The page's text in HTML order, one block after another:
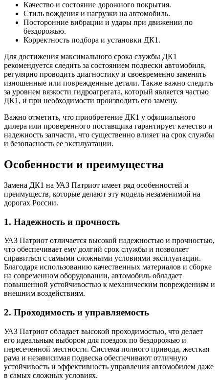
Качество и состояние дорожного покрытия.
Стиль вождения и нагрузки на автомобиль.
Посторонние вибрации и удары при движении по
бездорожью.
Корректность подбора и установки ДК1.
Для достижения максимального срока службы ДК1
рекомендуется следить за состоянием подвески автомобиля,
регулярно проводить диагностику и своевременно заменять
изношенные или поврежденные детали. Также важно следить
за уровнем вязкости гидроагрегата, который является частью
ДК1, и при необходимости производить его замену.
Важно отметить, что приобретение ДК1 у официального
дилера или проверенного поставщика гарантирует качество и
надежность запчасти, что существенно влияет на срок службы
и безопасность ее эксплуатации.
Особенности и преимущества
Замена ДК1 на УАЗ Патриот имеет ряд особенностей и
преимуществ, которые делают эту модель незаменимой на
дорогах России.
1. Надежность и прочность
УАЗ Патриот отличается высокой надежностью и прочностью,
что обеспечивает ему долгий срок службы и позволяет
справиться с самыми сложными условиями эксплуатации.
Благодаря использованию качественных материалов и сборке
на современном оборудовании, автомобиль обладает
повышенной устойчивостью к механическим повреждениям и
внешним воздействиям.
2. Проходимость и управляемость
УАЗ Патриот обладает высокой проходимостью, что делает
его идеальным выбором для поездок по бездорожью и
пересеченной местности. Система полного привода, жесткая
рама и независимая подвеска обеспечивают отличную
устойчивость и эффективность управления автомобилем даже
в самых сложных условиях.